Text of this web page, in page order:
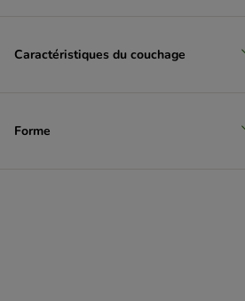
Caractéristiques du couchage
Forme